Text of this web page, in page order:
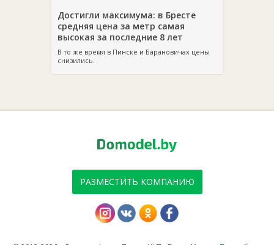
Достигли максимума: в Бресте
средняя цена за метр самая
высокая за последние 8 лет
В то же время в Пинске и Барановичах цены
снизились.
РАЗМЕСТИТЬ КОМПАНИЮ